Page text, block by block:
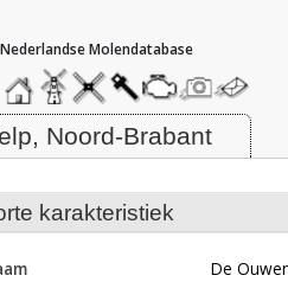
homemolendatabase
roedendatabase
assendatabase
motorendatabase
stuur
een
foto
stuur
een
bericht
De Ouwenoord [?]/
Noord-Brabant
karakteristiek
De